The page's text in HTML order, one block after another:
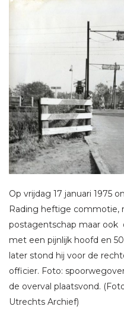
Op vrijdag 17 januari 1975
Rading heftige commotie,
postagentschap maar ook
met een pijnlijk hoofd en
later stond hij voor de
officier. Foto:
de overval plaatsvond.
Utrechts Archief)